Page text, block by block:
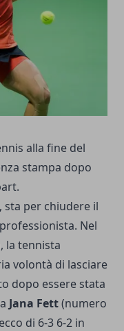
alla fine del
stampa dopo
, sta per chiudere il
Nel
la tennista
volontà di lasciare
dopo essere stata
Jana Fett(numero
di 6-3 6-2 in